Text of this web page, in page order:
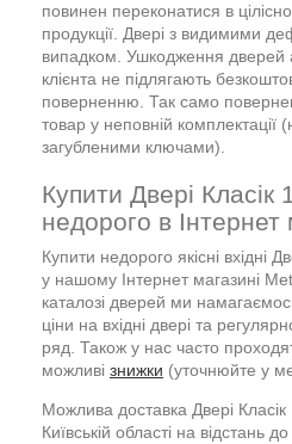
повинен переконатися в
продукції. Двері з видимими
випадком. Ушкодження дверей
клієнта не підлягають
поверненню. Так само
товар у неповній комплектації
загубленими ключами).
Купити Двері
недорого в Інтернет
Купити недорого якісні вхідні
у нашому Інтернет магазині
каталозі дверей ми
ціни на вхідні двері та
ряд. Також у нас часто
можливі знижки (уточнюйте у
Можлива доставка Двері
Київській області на відстань